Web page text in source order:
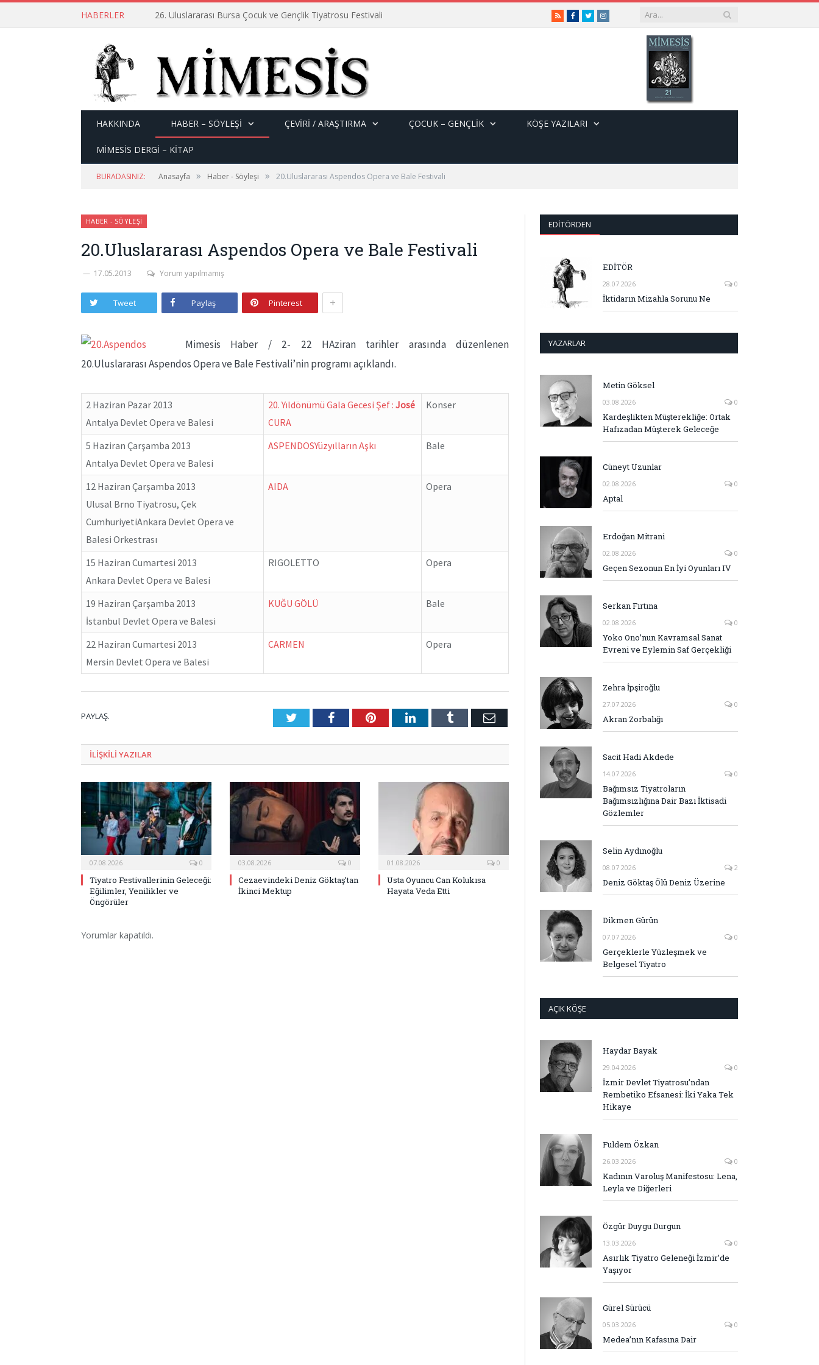
HABERLER 26. Uluslararası Bursa Çocuk ve Gençlik Tiyatrosu Festivali RSSFacebook
TwitterInstagram
HAKKINDA HABER – SÖYLEŞI ÇEVİRİ / ARAŞTIRMA ÇOCUK – GENÇLIK KÖŞE YAZILARI
MİMESİS DERGİ – KİTAP
BURADASINIZ: Anasayfa » Haber - Söyleşi » 20.Uluslararası Aspendos Opera ve Bale Festivali
HABER - SÖYLEŞI
20.Uluslararası Aspendos Opera ve Bale Festivali
17.05.2013 Yorum yapılmamış
Tweet Paylaş Pinterest +
Mimesis Haber / 2- 22 HAziran tarihler arasında düzenlenen
20.Uluslararası Aspendos Opera ve Bale Festivali’nin programı açıklandı.
2 Haziran Pazar 2013
Antalya Devlet Opera ve Balesi
20. Yıldönümü Gala Gecesi Şef : José
CURA
Konser
5 Haziran Çarşamba 2013
Antalya Devlet Opera ve Balesi
ASPENDOSYüzyılların Aşkı Bale
12 Haziran Çarşamba 2013
Ulusal Brno Tiyatrosu, Çek
CumhuriyetiAnkara Devlet Opera ve
Balesi Orkestrası
AIDA Opera
15 Haziran Cumartesi 2013
Ankara Devlet Opera ve Balesi
RIGOLETTO Opera
19 Haziran Çarşamba 2013
İstanbul Devlet Opera ve Balesi
KUĞU GÖLÜ Bale
22 Haziran Cumartesi 2013
Mersin Devlet Opera ve Balesi
CARMEN Opera
PAYLAŞ. TwitterFacebookPinterestLinkedInTumblr E-
ILIŞKILI YAZILAR
07.08.2026 0
Tiyatro Festivallerinin Geleceği:
Eğilimler, Yenilikler ve
Öngörüler
03.08.2026 0
Cezaevindeki Deniz Göktaş’tan
İkinci Mektup
01.08.2026 0
Usta Oyuncu Can Kolukısa
Hayata Veda Etti
Yorumlar kapatıldı.
EDITÖRDEN
EDİTÖR
28.07.2026 0
İktidarın Mizahla Sorunu Ne
YAZARLAR
Metin Göksel
03.08.2026 0
Kardeşlikten Müşterekliğe: Ortak
Hafızadan Müşterek Geleceğe
Cüneyt Uzunlar
02.08.2026 0
Aptal
Erdoğan Mitrani
02.08.2026 0
Geçen Sezonun En İyi Oyunları IV
Serkan Fırtına
02.08.2026 0
Yoko Ono’nun Kavramsal Sanat
Evreni ve Eylemin Saf Gerçekliği
Zehra İpşiroğlu
27.07.2026 0
Akran Zorbalığı
Sacit Hadi Akdede
14.07.2026 0
Bağımsız Tiyatroların
Bağımsızlığına Dair Bazı İktisadi
Gözlemler
Selin Aydınoğlu
08.07.2026 2
Deniz Göktaş Ölü Deniz Üzerine
Dikmen Gürün
07.07.2026 0
Gerçeklerle Yüzleşmek ve
Belgesel Tiyatro
AÇIK KÖŞE
Haydar Bayak
29.04.2026 0
İzmir Devlet Tiyatrosu’ndan
Rembetiko Efsanesi: İki Yaka Tek
Hikaye
Fuldem Özkan
26.03.2026 0
Kadının Varoluş Manifestosu: Lena,
Leyla ve Diğerleri
Özgür Duygu Durgun
13.03.2026 0
Asırlık Tiyatro Geleneği İzmir’de
Yaşıyor
Gürel Sürücü
05.03.2026 0
Medea’nın Kafasına Dair